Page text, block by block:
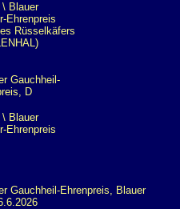
\ Blauer
Ehrenpreis
Rüsselkäfers
\ Blauer
Ehrenpreis